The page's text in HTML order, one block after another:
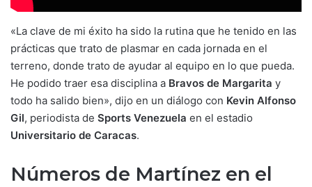
«La clave de mi éxito ha sido la rutina que he tenido en las
prácticas que trato de plasmar en cada jornada en el
terreno, donde trato de ayudar al equipo en lo que pueda.
He podido traer esa disciplina a Bravos de Margarita y
todo ha salido bien», dijo en un diálogo con Kevin Alfonso
Gil, periodista de Sports Venezuela en el estadio
Universitario de Caracas.
Números de Martínez en el